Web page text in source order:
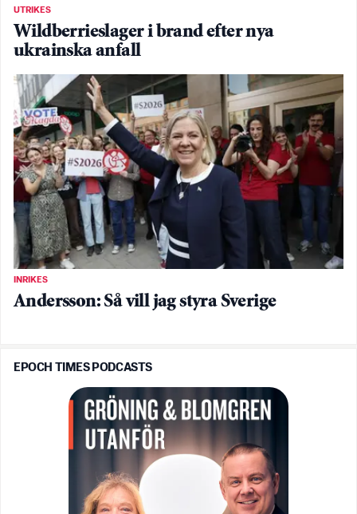
UTRIKES
Wildberrieslager i brand efter nya
ukrainska anfall
INRIKES
Andersson: Så vill jag styra Sverige
EPOCH TIMES PODCASTS